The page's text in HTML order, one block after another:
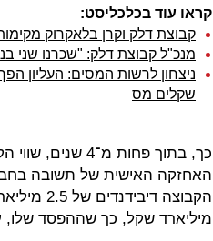
קראו עוד בכלכליסט:
קבוצת דלק וקרן בלאקרוק
מנכ"ל קבוצת דלק: "שכרנו שני
ניצחון לרשות המסים: העליון
שקלים מס
מיליארד שקל, כך שההפסד שלו, על הנייר,